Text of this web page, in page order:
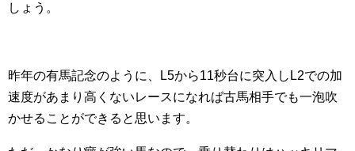
しょう。
昨年の有馬記念のように、L5から11秒台に突入しL2での加
速度があまり高くないレースになれば古馬相手でも一泡吹
かせることができると思います。